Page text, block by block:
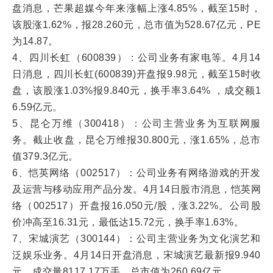
盘消息，芒果超媒今年来涨幅上涨4.85%，截至15时，
该股涨1.62%，报28.260元，总市值为528.67亿元，PE
为14.87。
4、四川长虹（600839）：公司业务有家电等。4月14
日消息，四川长虹(600839)开盘报9.98元，截至15时收
盘，该股涨1.03%报9.840元，换手率3.64% ，成交额1
6.59亿元。
5、昆仑万维（300418）：公司主营业务为互联网服
务。截止收盘，昆仑万维报30.800元，涨1.65%，总市
值379.3亿元。
6、恺英网络（002517）：公司业务有网络游戏的开发
及运营与移动应用产品分发。4月14日股市消息，恺英网
络（002517）开盘报16.050元/股，涨3.22%。公司股
价冲高至16.31元，最低达15.72元，换手率1.63%。
7、宋城演艺（300144）：公司主营业务为文化演艺和
泛娱乐业务。4月14日开盘消息，宋城演艺最新报9.940